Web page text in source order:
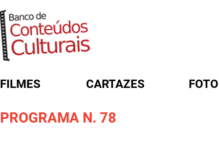
FILMES CARTAZES
PROGRAMA N. 78
FORMULÁRIO DE BUSCA